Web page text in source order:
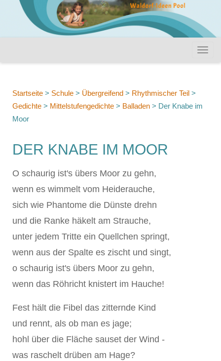
Startseite > Schule > Übergreifend > Rhythmischer Teil >
Gedichte > Mittelstufengedichte > Balladen > Der Knabe im
Moor
DER KNABE IM MOOR
O schaurig ist's übers Moor zu gehn,
wenn es wimmelt vom Heiderauche,
sich wie Phantome die Dünste drehn
und die Ranke häkelt am Strauche,
unter jedem Tritte ein Quellchen springt,
wenn aus der Spalte es zischt und singt,
o schaurig ist's übers Moor zu gehn,
wenn das Röhricht knistert im Hauche!
Fest hält die Fibel das zitternde Kind
und rennt, als ob man es jage;
hohl über die Fläche sauset der Wind -
was raschelt drüben am Hage?